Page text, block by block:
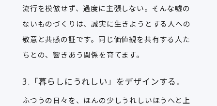
流行を模倣せず、過度に主張しない。そんな嘘の
ないものづくりは、誠実に生きようとする人への
敬意と共感の証です。同じ価値観を共有する人た
ちとの、響きあう関係を育てます。
3.「暮らしにうれしい」をデザインする。
ふつうの日々を、ほんの少しうれしいほうへと上